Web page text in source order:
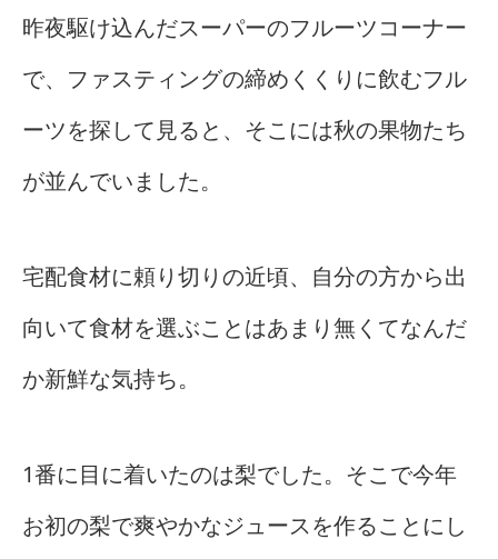
昨夜駆け込んだスーパーのフルーツコーナー
で、ファスティングの締めくくりに飲むフル
ーツを探して見ると、そこには秋の果物たち
が並んでいました。
宅配食材に頼り切りの近頃、自分の方から出
向いて食材を選ぶことはあまり無くてなんだ
か新鮮な気持ち。
1番に目に着いたのは梨でした。そこで今年
お初の梨で爽やかなジュースを作ることにし